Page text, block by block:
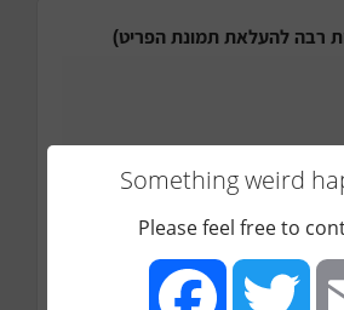
רבה להעלאת תמונת הפריט)
Something weird
Please feel free to